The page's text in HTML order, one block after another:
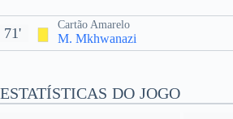
Cartão Amarelo
M. Mkhwanazi
71'
ESTATÍSTICAS DO JOGO